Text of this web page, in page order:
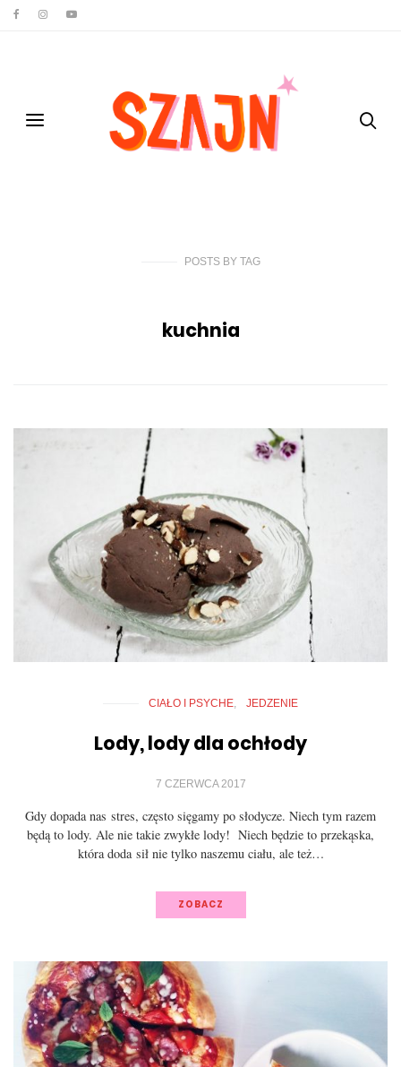
POSTS BYTAG
kuchnia
CIAŁO I PSYCHE JEDZENIE
Lody, lody dla ochłody
7 CZERWCA 2017
Gdy dopada nas stres, często sięgamy po słodycze. Niech tym razem
będą to lody. Ale nie takie zwykłe lody! Niech będzie to przekąska,
która doda sił nie tylko naszemu ciału, ale też…
ZOBACZ